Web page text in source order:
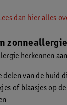
Lees dan hier alles
herkennen
delen van de huid
of blaasjes op